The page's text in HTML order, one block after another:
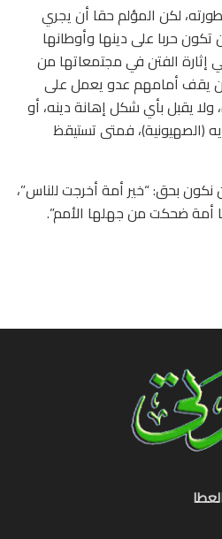
لكن المؤلم حقا أن يجري
حربا على دينها وأوطانها
إثارة الفتن في مجتمعاتها من
يقف أمامهم عدو يعمل على
ولا يقبل بأي شكل إهانة دينه، أو
(الصهيونية)، فمتى تستيقظ
نكون بحق: “خير أمة أخرجت للناس”،
أمة ضحكت من جهلها الأمم”.